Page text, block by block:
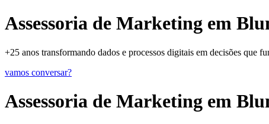
Assessoria de Marketing em
+25 anos transformando dados e processos digitais em decisões que
vamos conversar?
Assessoria de Marketing em